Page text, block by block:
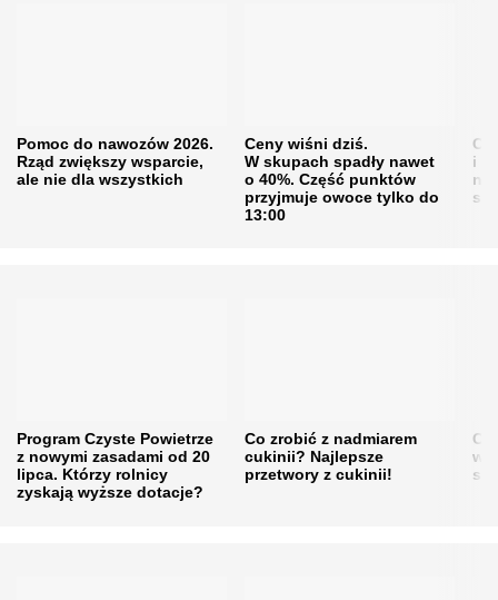
Pomoc do nawozów 2026.
Rząd zwiększy wsparcie,
ale nie dla wszystkich
Ceny wiśni dziś.
W skupach spadły nawet
o 40%. Część punktów
przyjmuje owoce tylko do
13:00
i
Program Czyste Powietrze
z nowymi zasadami od 20
lipca. Którzy rolnicy
zyskają wyższe dotacje?
Co zrobić z nadmiarem
cukinii? Najlepsze
przetwory z cukinii!
w